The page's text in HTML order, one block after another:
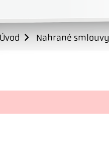
Úvod Nahrané smlouvy